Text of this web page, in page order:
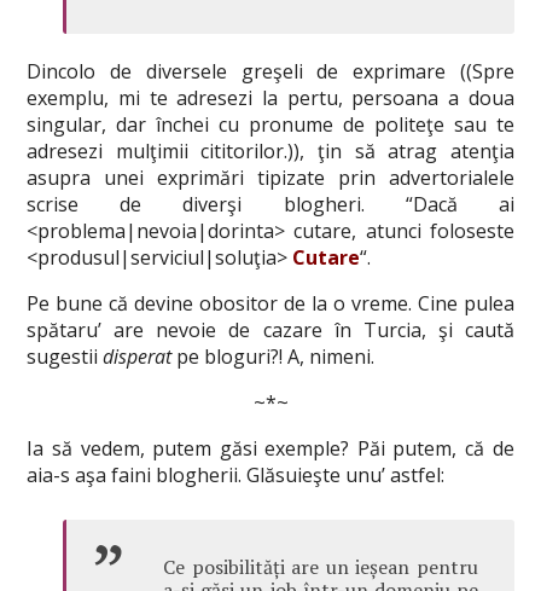
Dincolo de diversele greşeli de exprimare ((Spre
exemplu, mi te adresezi la pertu, persoana a doua
singular, dar închei cu pronume de politeţe sau te
adresezi mulţimii cititorilor.)), ţin să atrag atenţia
asupra unei exprimări tipizate prin advertorialele
scrise de diverşi blogheri. “Dacă ai
<problema|nevoia|dorinta> cutare, atunci foloseste
<produsul|serviciul|soluţia> Cutare“.
Pe bune că devine obositor de la o vreme. Cine pulea
spătaru’ are nevoie de cazare în Turcia, şi caută
sugestiidisperatpe bloguri?! A, nimeni.
~*~
Ia să vedem, putem găsi exemple? Păi putem, că de
aia-s aşa faini blogherii. Glăsuieşte unu’ astfel:
Ce posibilități are un ieșean pentru